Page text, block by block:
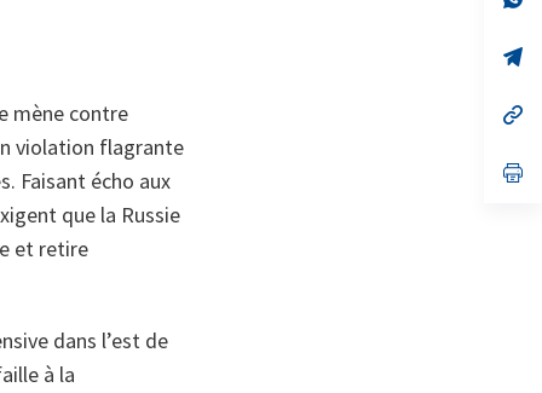
mène contre
violation flagrante
Faisant écho aux
que la Russie
et retire
dans l’est de
à la